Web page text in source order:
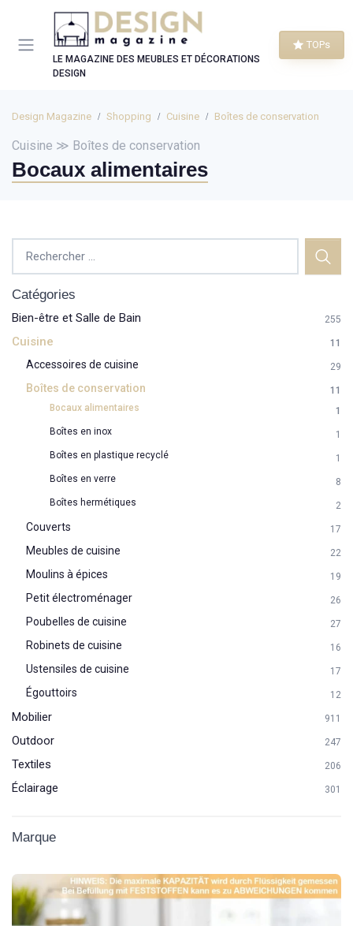
LE MAGAZINE DES MEUBLES ET DÉCORATIONS
DESIGN
TOPs
Design Magazine Shopping Cuisine Boîtes de conservation
Cuisine ≫ Boîtes de conservation
Bocaux alimentaires
Catégories
Bien-être et Salle de Bain 255
Cuisine 11
Accessoires de cuisine 29
Boîtes de conservation
11
Bocaux alimentaires
1
Boîtes en inox
1
Boîtes en plastique recyclé
1
Boîtes en verre
8
Boîtes hermétiques
2
Couverts 17
Meubles de cuisine 22
Moulins à épices 19
Petit électroménager 26
Poubelles de cuisine 27
Robinets de cuisine 16
Ustensiles de cuisine 17
Égouttoirs 12
Mobilier 911
Outdoor 247
Textiles 206
Éclairage 301
Marque
Panneau de gestion des cookies